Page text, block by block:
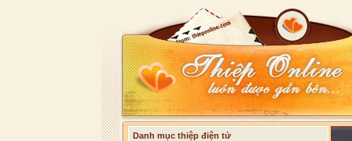
Danh mục thiệp điện tử